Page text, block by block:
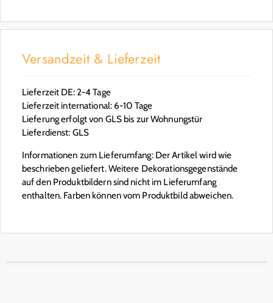
Versandzeit & Lieferzeit
Lieferzeit DE: 2-4 Tage
Lieferzeit international: 6-10 Tage
Lieferung erfolgt von GLS bis zur Wohnungstür
Lieferdienst: GLS
Informationen zum Lieferumfang: Der Artikel wird wie
beschrieben geliefert. Weitere Dekorationsgegenstände
auf den Produktbildern sind nicht im Lieferumfang
enthalten. Farben können vom Produktbild abweichen.